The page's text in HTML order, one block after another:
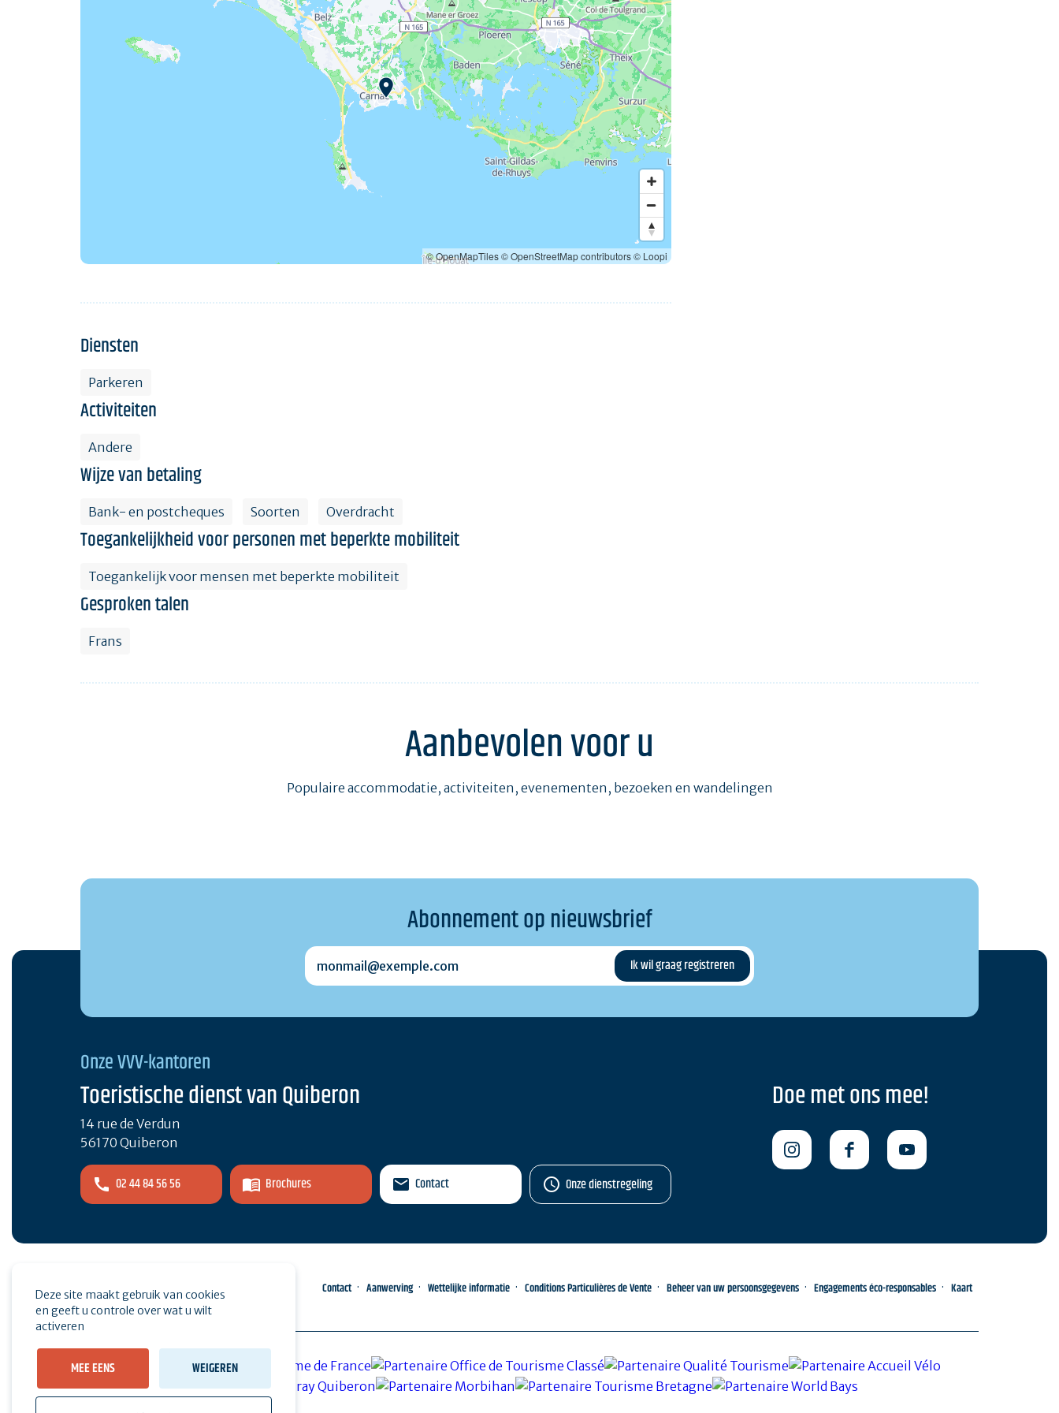
© OpenMapTiles© OpenStreetMap contributors© Loopi
Diensten
Parkeren
Activiteiten
Andere
Wijze van betaling
Bank- en postcheques Soorten Overdracht
Toegankelijkheid voor personen met beperkte mobiliteit
Toegankelijk voor mensen met beperkte mobiliteit
Gesproken talen
Frans
Aanbevolen voor u
Populaire accommodatie, activiteiten, evenementen, bezoeken en wandelingen
Abonnement op nieuwsbrief
monmail@exemple.com
Onze VVV-kantoren
Toeristische dienst van Quiberon
14 rue de Verdun
56170 Quiberon
02 44 84 56 56 Brochures Contact Onze dienstregeling
Doe met ons mee!
Espace pro Druk op Contact Aanwerving Wettelijke informatie Conditions Particulières de Vente Beheer van uw persoonsgegevens Engagements éco-responsables Kaart
Deze site maakt gebruik van cookies
en geeft u controle over wat u wilt
activeren
MEE EENS WEIGEREN